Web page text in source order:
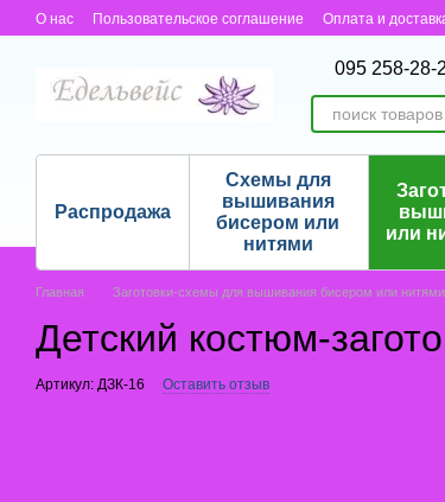
Перейти к основному контенту
О нас Пользовательское соглашение Оплата и
095 258-28-
Распродажа
Схемы для
вышивания
бисером или
нитями
или
Главная Заготовки-схемы для вышивания бисером или
Детский костюм-
Артикул: ДЗК-16 Оставить отзыв